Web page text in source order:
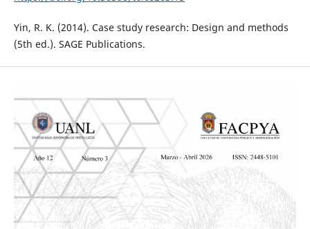
Yin, R. K. (2014). Case study research: Design and methods
(5th ed.). SAGE Publications.